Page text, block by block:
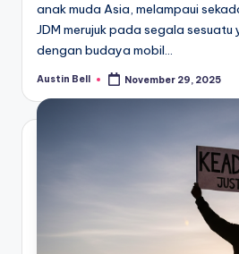
anak muda Asia, melampaui
JDM merujuk pada segala
dengan budaya mobil…
Posted
Austin Bell November 29, 2025